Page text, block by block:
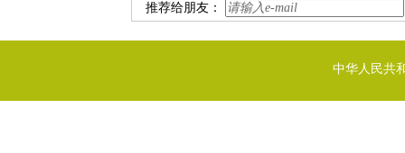
推荐给朋友：
中华人民共